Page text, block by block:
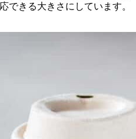
できる大きさにしています。